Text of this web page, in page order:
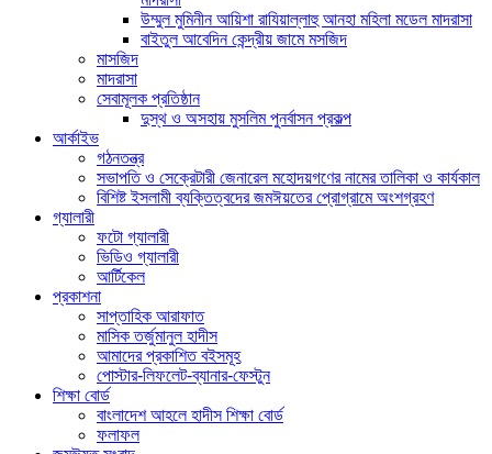
উম্মুল মুমিনীন আয়িশা রাযিয়াল্লাহু আনহা মহিলা মডেল মাদরাসা
বাইতুল আবেদিন কেন্দ্রীয় জামে মসজিদ
মাসজিদ
মাদরাসা
সেবামূলক প্রতিষ্ঠান
দুস্থ ও অসহায় মুসলিম পুনর্বাসন প্রকল্প
আর্কাইভ
গঠনতন্ত্র
সভাপতি ও সেক্রেটারী জেনারেল মহোদয়গণের নামের তালিকা ও কার্যকাল
বিশিষ্ট ইসলামী ব্যক্তিত্বদের জমঈয়তের প্রোগ্রামে অংশগ্রহণ
গ্যালারী
ফটো গ্যালারী
ভিডিও গ্যালারী
আর্টিকেল
প্রকাশনা
সাপ্তাহিক আরাফাত
মাসিক তর্জুমানুল হাদীস
আমাদের প্রকাশিত বইসমূহ
পোস্টার-লিফলেট-ব্যানার-ফেস্টুন
শিক্ষা বোর্ড
বাংলাদেশ আহলে হাদীস শিক্ষা বোর্ড
ফলাফল